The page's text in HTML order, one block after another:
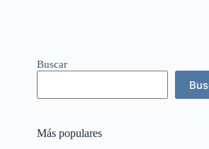
Buscar
Más populares